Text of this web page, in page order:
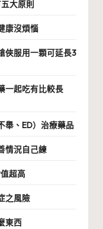
大原則
康沒煩惱
俠服用一顆可延長3
一起吃有比較長
舉、ED）治療藥品
情況自己練
超高
之風險
東西